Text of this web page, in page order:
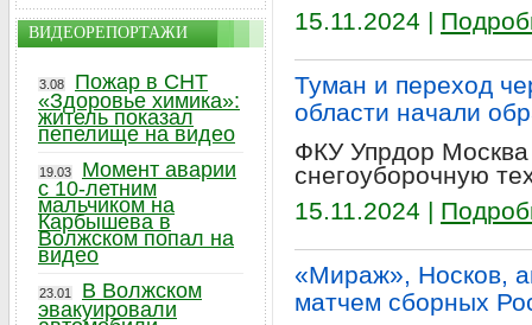
15.11.2024 |
Туман и переход
области начали
ФКУ Упрдор Москва
снегоуборочную
15.11.2024 |
«Мираж», Носков,
матчем сборных
ВИДЕОРЕПОРТАЖИ
3.08
Пожар в СНТ
«Здоровье химика»:
житель показал
пепелище на видео
19.03
Момент аварии
с 10-летним
мальчиком на
Карбышева в
Волжском попал на
видео
23.01
В Волжском
эвакуировали